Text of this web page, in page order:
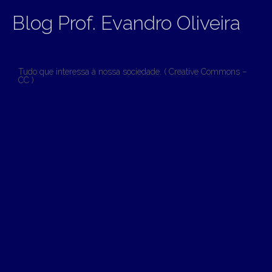
Blog Prof. Evandro Oliveira
Tudo que interessa à nossa sociedade. ( Creative Commons –
CC )